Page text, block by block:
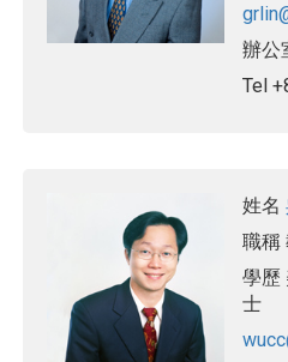
辦公
Tel
姓名
職稱
學歷
士